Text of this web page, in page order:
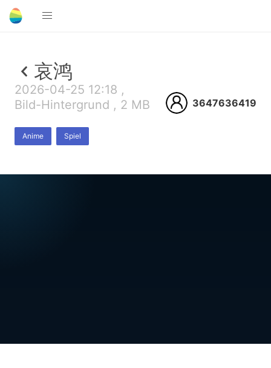
哀鸿
2026-04-25 12:18 ,
Bild-Hintergrund , 2 MB
Anime Spiel
3647636419